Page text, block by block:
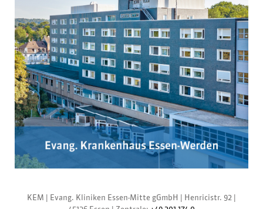
KEM | Evang. Kliniken Essen-Mitte gGmbH | Henricistr. 92 |